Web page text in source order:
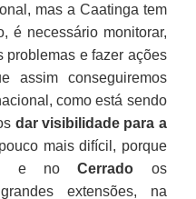
mas a Caatinga tem
é necessário monitorar,
problemas e fazer ações
assim conseguiremos
como está sendo
dar visibilidade para a
mais difícil, porque
e noCerrado os
extensões, na